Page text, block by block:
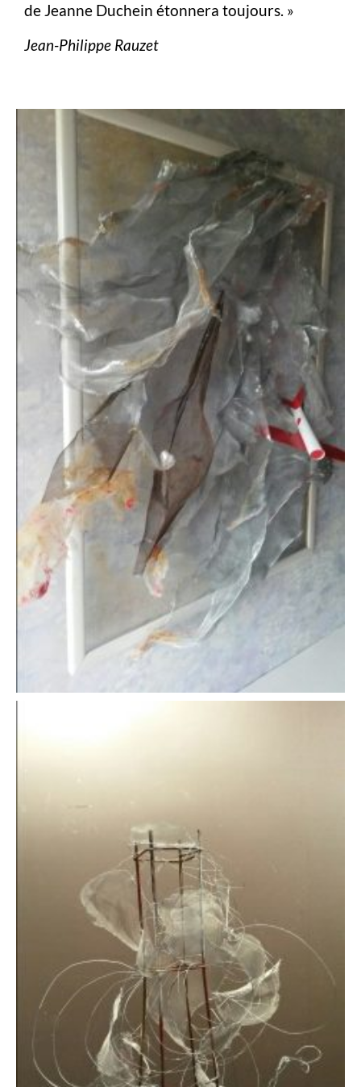
de Jeanne Duchein étonnera toujours. »
Jean-Philippe Rauzet